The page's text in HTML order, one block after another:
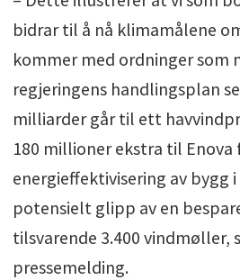
bidrar til å nå klimamålene
kommer med ordninger som
regjeringens handlingsplan
milliarder går til ett
180 millioner ekstra til Enova
energieffektivisering av bygg i
potensielt glipp av en
tilsvarende 3.400 vindmøller,
pressemelding.